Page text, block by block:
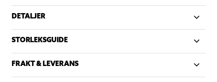
DETALJER
STORLEKSGUIDE
FRAKT & LEVERANS